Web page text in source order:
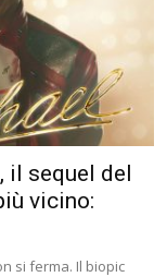
il sequel del
vicino:
si ferma. Il biopic